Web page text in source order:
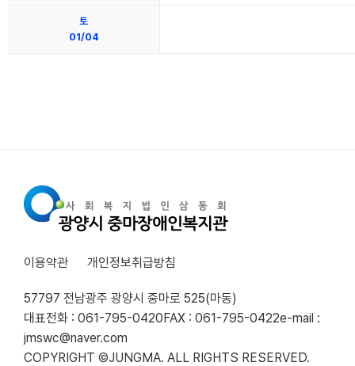
토
01/04
이용약관 개인정보취급방침
57797 전남광주 광양시 중마로 525(마동)
대표전화 : 061-795-0420FAX : 061-795-0422e-mail :
jmswc@naver.com
COPYRIGHT ©JUNGMA. ALL RIGHTS RESERVED.